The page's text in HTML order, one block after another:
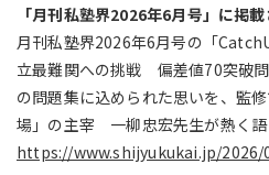
「月刊私塾界2026年6月号」に掲
月刊私塾界2026年6月号の「
立最難関への挑戦 偏差値70突破
の問題集に込められた思いを、監
場」の主宰 一柳忠宏先生が熱く語
https://www.shijyukukai.jp/2026/